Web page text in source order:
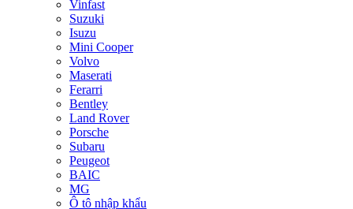
Vinfast
Suzuki
Isuzu
Mini Cooper
Volvo
Maserati
Ferarri
Bentley
Land Rover
Porsche
Subaru
Peugeot
BAIC
MG
Ô tô nhập khẩu